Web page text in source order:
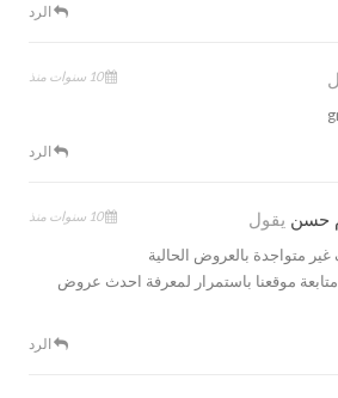
الرد
10 سنوات منذ
الرد
حسن يقول 10 سنوات منذ
متواجدة بالعروض الحالية
موقعنا باستمرار لمعرفة احدث عروض
الرد